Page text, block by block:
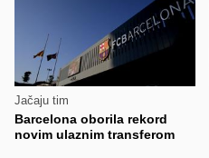
Jačaju tim
Barcelona oborila rekord
novim ulaznim transferom